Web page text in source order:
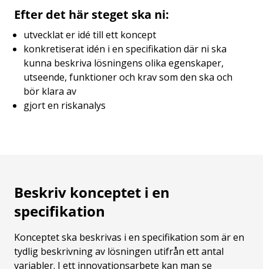
Efter det här steget ska ni:
utvecklat er idé till ett koncept
konkretiserat idén i en specifikation där ni ska
kunna beskriva lösningens olika egenskaper,
utseende, funktioner och krav som den ska och
bör klara av
gjort en riskanalys
Beskriv konceptet i en
specifikation
Konceptet ska beskrivas i en specifikation som är en
tydlig beskrivning av lösningen utifrån ett antal
variabler. I ett innovationsarbete kan man se